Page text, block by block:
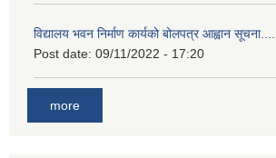
विद्यालय भवन निर्माण कार्यको बोलपत्र आह्वान सूचना......
Post date: 09/11/2022 - 17:20
more